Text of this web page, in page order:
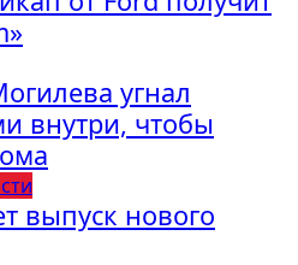
угнал
внутри, чтобы
выпуск нового